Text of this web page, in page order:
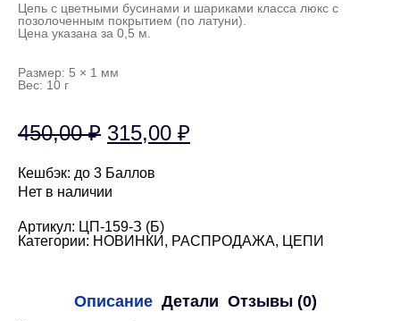
Цепь с цветными бусинами и шариками класса люкс с
позолоченным покрытием (по латуни).
Цена указана за 0,5 м.
Размер: 5 × 1 мм
Вес: 10 г
450,00₽ Первоначальная
цена
составляла
450,00 ₽.
315,00 ₽
Кешбэк: до 3 Баллов
Нет в наличии
Артикул: ЦП-159-З (Б)
Категории: НОВИНКИ , РАСПРОДАЖА, ЦЕПИ
Описание Детали Отзывы (0)